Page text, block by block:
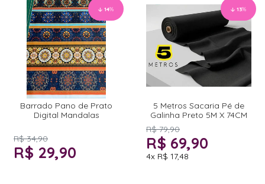
14%
Barrado Pano de Prato
Digital Mandalas
R$ 34,90
R$ 29,90
13%
5 Metros Sacaria Pé de
Galinha Preto 5M X 74CM
R$ 79,90
R$ 69,90
4x R$ 17,48